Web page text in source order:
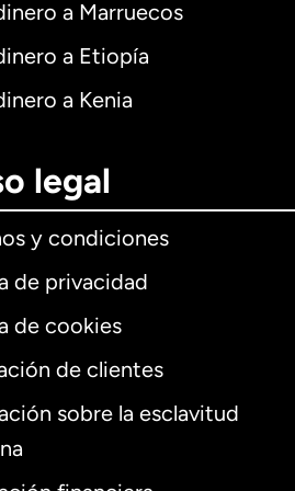
a Marruecos
a Etiopía
a Kenia
legal
y condiciones
de privacidad
de cookies
de clientes
sobre la esclavitud
Internacional